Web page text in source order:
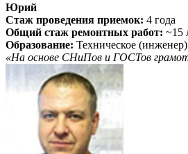
Юрий
Стаж проведения приемок: 4 года
Общий стаж ремонтных работ: ~15
Образование: Техническое (инженер)
«На основе СНиПов и ГОСТов